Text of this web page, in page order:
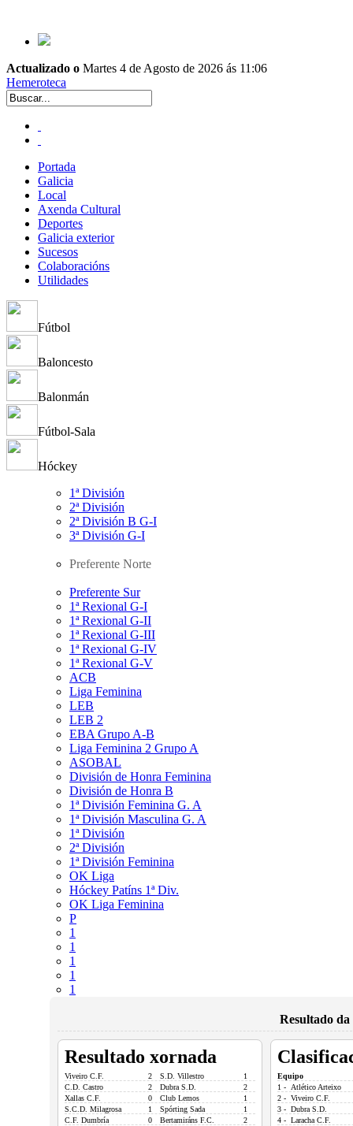
Actualizado o Martes 4 de Agosto de 2026 ás 11:06
Hemeroteca
Portada
Galicia
Local
Axenda Cultural
Deportes
Galicia exterior
Sucesos
Colaboracións
Utilidades
Fútbol
Baloncesto
Balonmán
Fútbol-Sala
Hóckey
1ª División
2ª División
2ª División B G-I
3ª División G-I
Preferente Norte
Preferente Sur
1ª Rexional G-I
1ª Rexional G-II
1ª Rexional G-III
1ª Rexional G-IV
1ª Rexional G-V
ACB
Liga Feminina
LEB
LEB 2
EBA Grupo A-B
Liga Feminina 2 Grupo A
ASOBAL
División de Honra Feminina
División de Honra B
1ª División Feminina G. A
1ª División Masculina G. A
1ª División
2ª División
1ª División Feminina
OK Liga
Hóckey Patíns 1ª Div.
OK Liga Feminina
P
1
1
1
1
1
Resultado
Resultado xornada
Viveiro C.F. 2 S.D. Villestro
1
C.D. Castro
2 Dubra S.D.
2
Xallas C.F.
0 Club Lemos
1
S.C.D. Milagrosa
1 Spórting Sada
1
C.F. Dumbría
0 Bertamiráns F.C.
2
Equipo
1 - Atlético Arteixo
2 - Viveiro C.F.
3 - Dubra S.D.
4 - Laracha C.F.